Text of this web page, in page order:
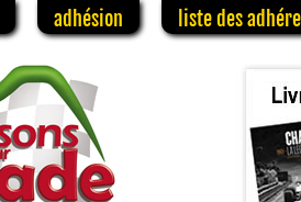
adhésion liste des